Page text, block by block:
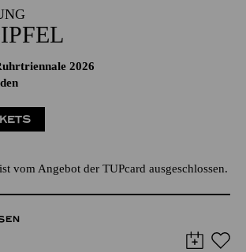
2026
vom Angebot der TUPcard ausgeschlossen.